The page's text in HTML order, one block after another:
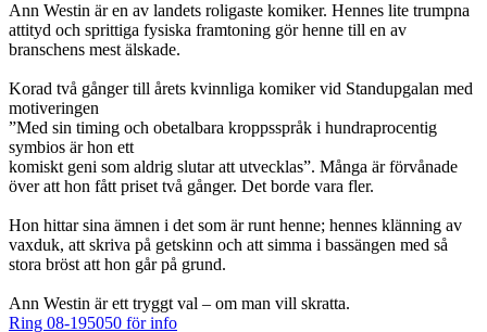
Ann Westin är en av landets roligaste komiker. Hennes lite trumpna
attityd och sprittiga fysiska framtoning gör henne till en av
branschens mest älskade.
Korad två gånger till årets kvinnliga komiker vid Standupgalan med
motiveringen
”Med sin timing och obetalbara kroppsspråk i hundraprocentig
symbios är hon ett
komiskt geni som aldrig slutar att utvecklas”. Många är förvånade
över att hon fått priset två gånger. Det borde vara fler.
Hon hittar sina ämnen i det som är runt henne; hennes klänning av
vaxduk, att skriva på getskinn och att simma i bassängen med så
stora bröst att hon går på grund.
Ann Westin är ett tryggt val – om man vill skratta.
Ring 08-195050 för info